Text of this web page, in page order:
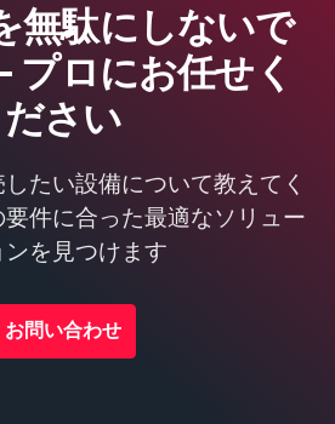
無駄にしないで
プロにお任せく
ださい
たい設備について教えてく
件に合った最適なソリュー
ンを見つけます
お問い合わせ